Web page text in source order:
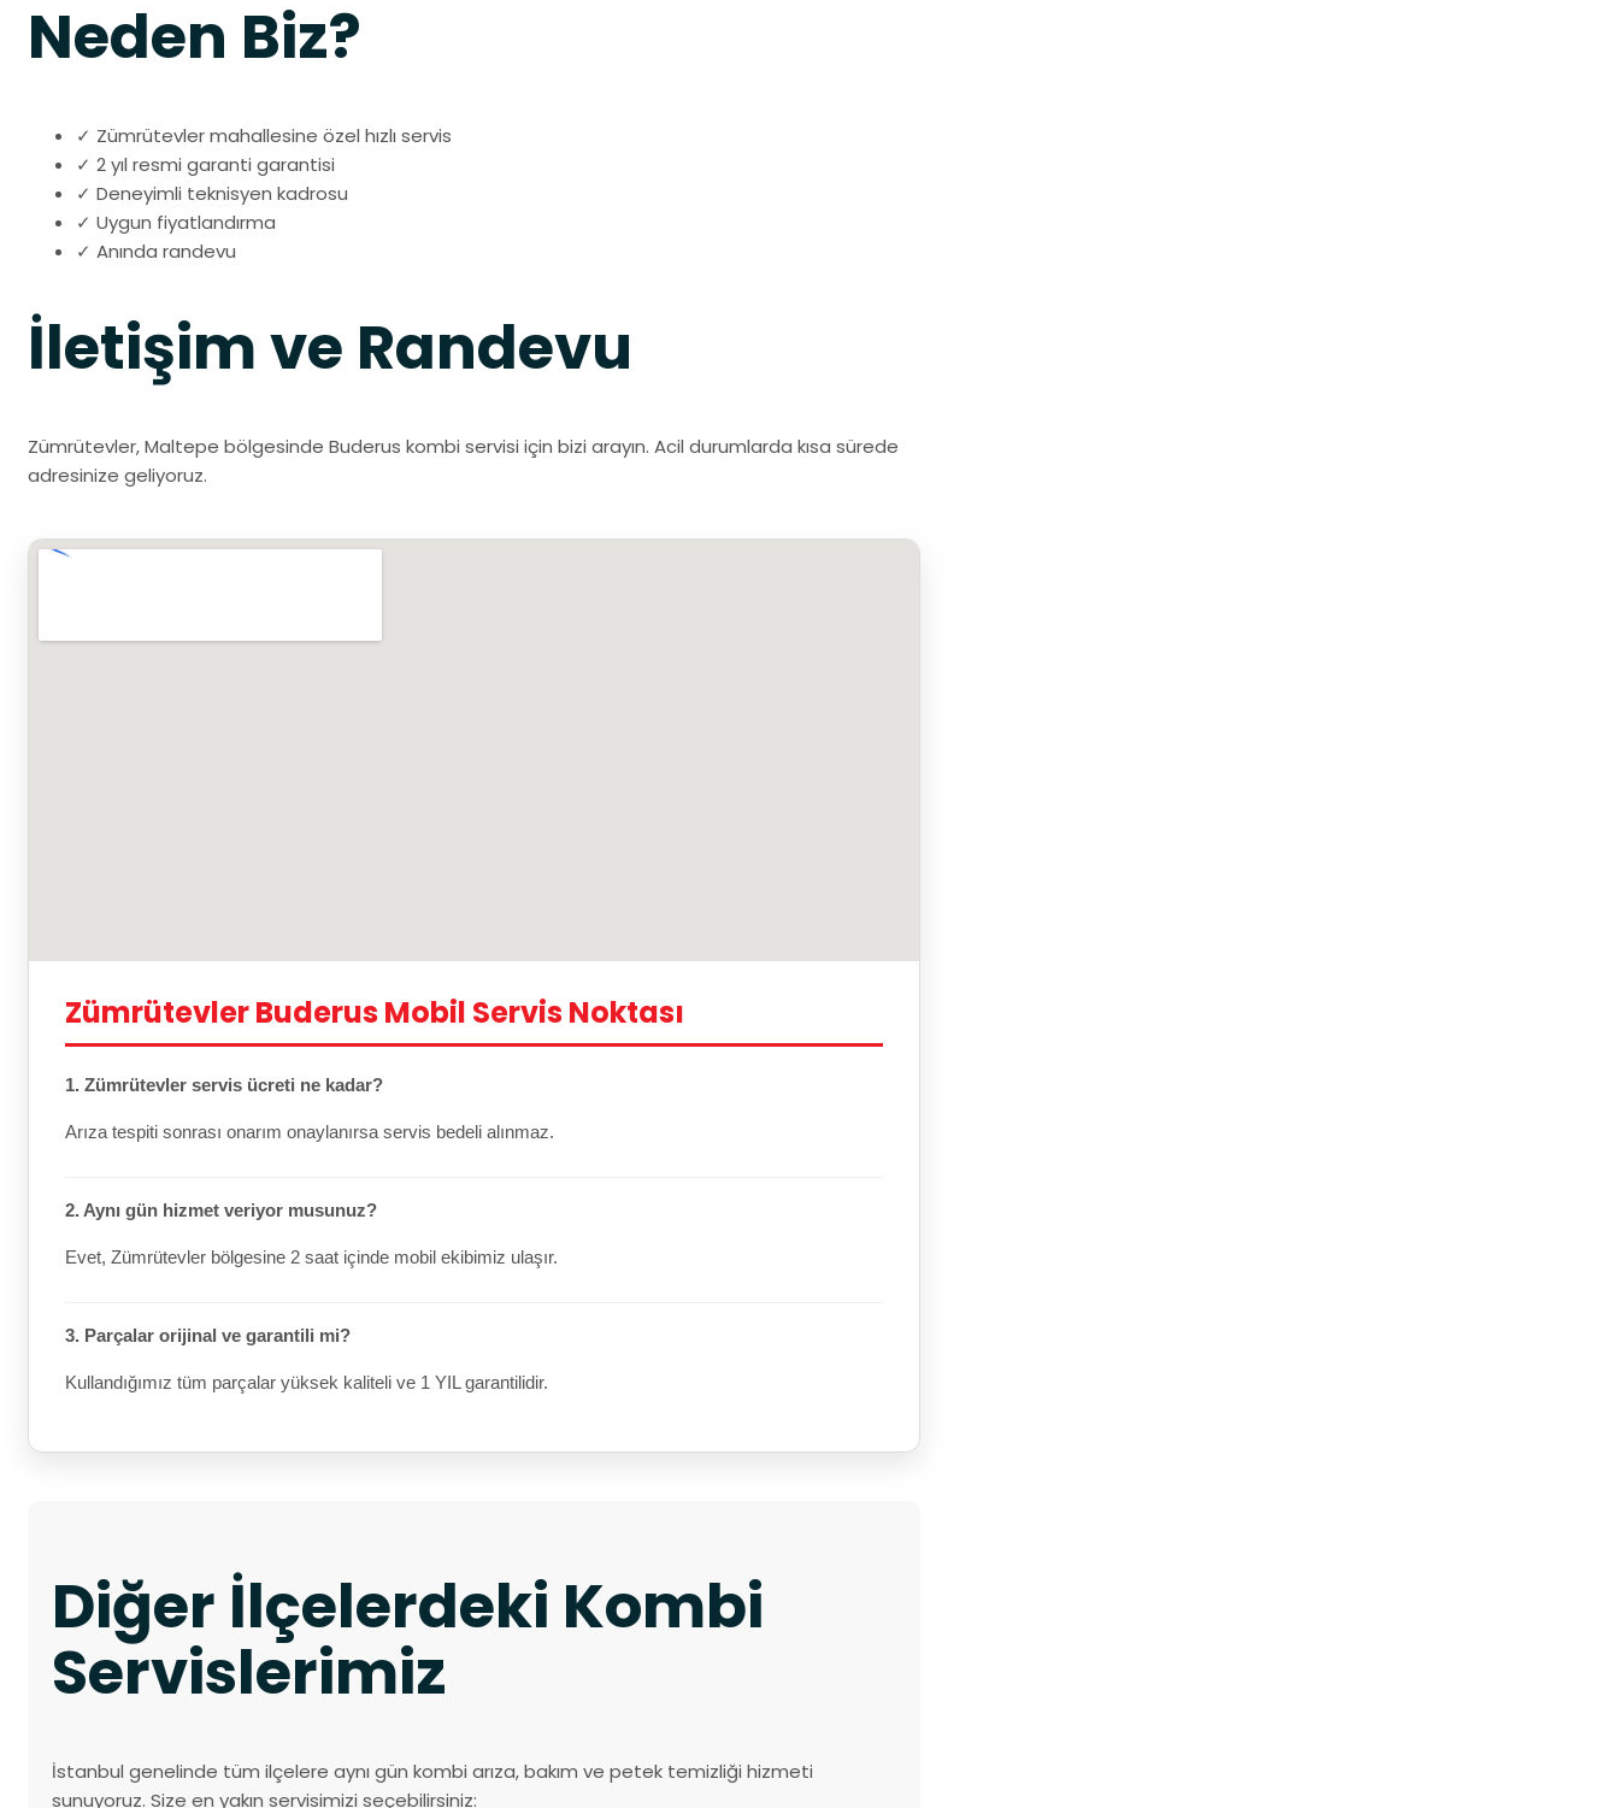
Neden Biz?
✓ Zümrütevler mahallesine özel hızlı servis
✓ 2 yıl resmi garanti garantisi
✓ Deneyimli teknisyen kadrosu
✓ Uygun fiyatlandırma
✓ Anında randevu
İletişim ve Randevu
Zümrütevler, Maltepe bölgesinde Buderus kombi servisi için bizi arayın. Acil durumlarda kısa sürede
adresinize geliyoruz.
Zümrütevler Buderus Mobil Servis Noktası
1. Zümrütevler servis ücreti ne kadar?
Arıza tespiti sonrası onarım onaylanırsa servis bedeli alınmaz.
2. Aynı gün hizmet veriyor musunuz?
Evet, Zümrütevler bölgesine 2 saat içinde mobil ekibimiz ulaşır.
3. Parçalar orijinal ve garantili mi?
Kullandığımız tüm parçalar yüksek kaliteli ve 1 YIL garantilidir.
Diğer İlçelerdeki Kombi
Servislerimiz
İstanbul genelinde tüm ilçelere aynı gün kombi arıza, bakım ve petek temizliği hizmeti
sunuyoruz. Size en yakın servisimizi seçebilirsiniz: